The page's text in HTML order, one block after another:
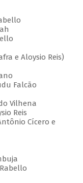
e Aloysio Reis)
Falcão
Vilhena
Reis
Cícero e